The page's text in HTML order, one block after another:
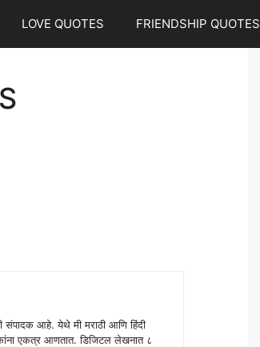
LOVE QUOTES FRIENDSHIP QUOTES
आहे. येथे मी मराठी आणि हिंदी
एकत्र आणतात. डिजिटल लेखनात ८